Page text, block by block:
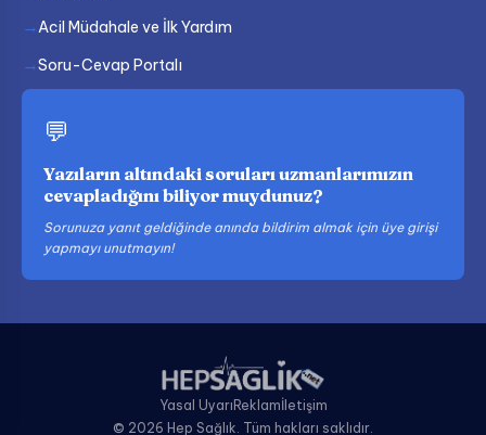
Acil Müdahale ve İlk Yardım
Soru-Cevap Portalı
💬
Yazıların altındaki soruları uzmanlarımızın
cevapladığını biliyor muydunuz?
Sorunuza yanıt geldiğinde anında bildirim almak için üye girişi
yapmayı unutmayın!
Yasal Uyarı Reklamİletişim
© 2026 Hep Sağlık. Tüm hakları saklıdır.